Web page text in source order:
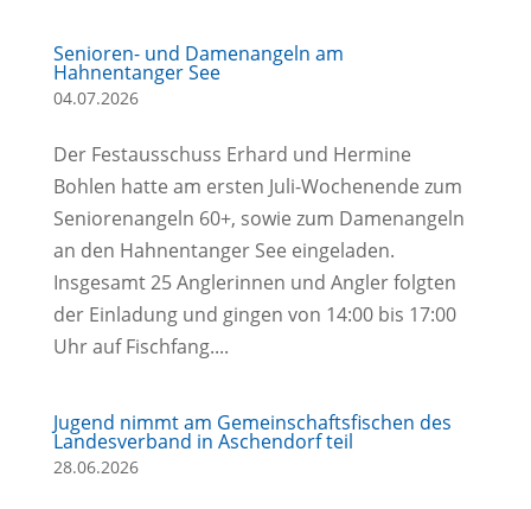
Senioren- und Damenangeln am
Hahnentanger See
04.07.2026
Der Festausschuss Erhard und Hermine
Bohlen hatte am ersten Juli-Wochenende zum
Seniorenangeln 60+, sowie zum Damenangeln
an den Hahnentanger See eingeladen.
Insgesamt 25 Anglerinnen und Angler folgten
der Einladung und gingen von 14:00 bis 17:00
Uhr auf Fischfang....
Jugend nimmt am Gemeinschaftsfischen des
Landesverband in Aschendorf teil
28.06.2026